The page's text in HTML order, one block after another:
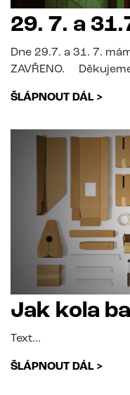
29. 7. a
Dne 29.7. a 31. 7.
ZAVŘENO.
ŠLÁPNOUT DÁL >
Jak kola
Text...
ŠLÁPNOUT DÁL >